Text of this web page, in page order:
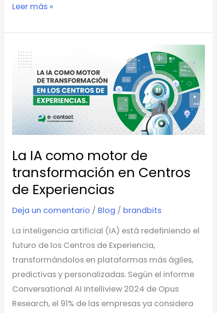
Leer más »
La IA como motor de
transformación en Centros
de Experiencias
Deja un comentario / Blog / brandbits
La inteligencia artificial (IA) está redefiniendo el
futuro de los Centros de Experiencia,
transformándolos en plataformas más ágiles,
predictivas y personalizadas. Según el informe
Conversational AI Intelliview 2024 de Opus
Research, el 91% de las empresas ya considera
La
IA
motor
transformación
en
Centros
de
Experiencias